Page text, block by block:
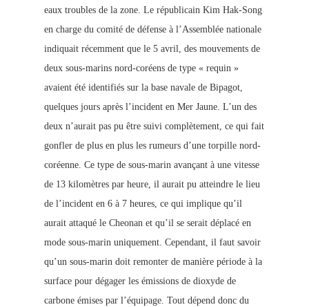
eaux troubles de la zone. Le républicain Kim Hak-Song
en charge du comité de défense à l’Assemblée nationale
indiquait récemment que le 5 avril, des mouvements de
deux sous-marins nord-coréens de type « requin »
avaient été identifiés sur la base navale de Bipagot,
quelques jours après l’incident en Mer Jaune. L’un des
deux n’aurait pas pu être suivi complètement, ce qui fait
gonfler de plus en plus les rumeurs d’une torpille nord-
coréenne. Ce type de sous-marin avançant à une vitesse
de 13 kilomètres par heure, il aurait pu atteindre le lieu
de l’incident en 6 à 7 heures, ce qui implique qu’il
aurait attaqué le Cheonan et qu’il se serait déplacé en
mode sous-marin uniquement. Cependant, il faut savoir
qu’un sous-marin doit remonter de manière période à la
surface pour dégager les émissions de dioxyde de
carbone émises par l’équipage. Tout dépend donc du